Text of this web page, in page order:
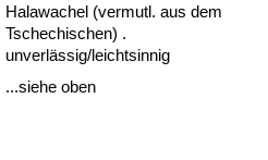
Halawachel (vermutl. aus dem
Tschechischen) .
unverlässig/leichtsinnig
...siehe oben